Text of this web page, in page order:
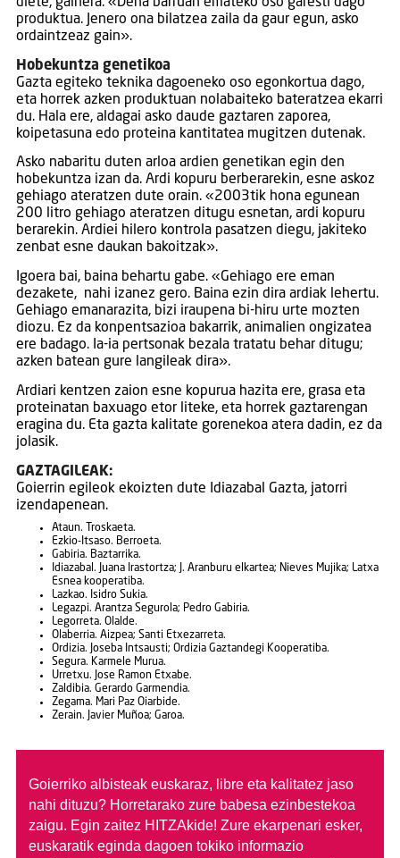
produktua. Jenero ona bilatzea zaila da gaur egun, asko
ordaintzeaz gain».
Hobekuntza genetikoa
Gazta egiteko teknika dagoeneko oso egonkortua dago,
eta horrek azken produktuan nolabaiteko bateratzea ekarri
du. Hala ere, aldagai asko daude gaztaren zaporea,
koipetasuna edo proteina kantitatea mugitzen dutenak.
Asko nabaritu duten arloa ardien genetikan egin den
hobekuntza izan da. Ardi kopuru berberarekin, esne askoz
gehiago ateratzen dute orain. «2003tik hona egunean
200 litro gehiago ateratzen ditugu esnetan, ardi kopuru
berarekin. Ardiei hilero kontrola pasatzen diegu, jakiteko
zenbat esne daukan bakoitzak».
Igoera bai, baina behartu gabe. «Gehiago ere eman
dezakete, nahi izanez gero. Baina ezin dira ardiak lehertu.
Gehiago emanarazita, bizi iraupena bi-hiru urte mozten
diozu. Ez da konpentsazioa bakarrik, animalien ongizatea
ere badago. Ia-ia pertsonak bezala tratatu behar ditugu;
azken batean gure langileak dira».
Ardiari kentzen zaion esne kopurua hazita ere, grasa eta
proteinatan baxuago etor liteke, eta horrek gaztarengan
eragina du. Eta gazta kalitate gorenekoa atera dadin, ez da
jolasik.
GAZTAGILEAK:
Goierrin egileok ekoizten dute Idiazabal Gazta, jatorri
izendapenean.
Ataun. Troskaeta.
Ezkio-Itsaso. Berroeta.
Gabiria. Baztarrika.
Idiazabal. Juana Irastortza; J. Aranburu elkartea; Nieves Mujika; Latxa
Esnea kooperatiba.
Lazkao. Isidro Sukia.
Legazpi. Arantza Segurola; Pedro Gabiria.
Legorreta. Olalde.
Olaberria. Aizpea; Santi Etxezarreta.
Ordizia. Joseba Intsausti; Ordizia Gaztandegi Kooperatiba.
Segura. Karmele Murua.
Urretxu. Jose Ramon Etxabe.
Zaldibia. Gerardo Garmendia.
Zegama. Mari Paz Oiarbide.
Zerain. Javier Muñoa; Garoa.
Goierriko albisteak euskaraz, libre eta kalitatez jaso
nahi dituzu? Horretarako zure babesa ezinbestekoa
zaigu. Egin zaitez HITZAkide! Zure ekarpenari esker,
euskaratik eginda dagoen tokiko informazio